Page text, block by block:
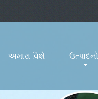
અમારા વિશે ઉત્પાદનો